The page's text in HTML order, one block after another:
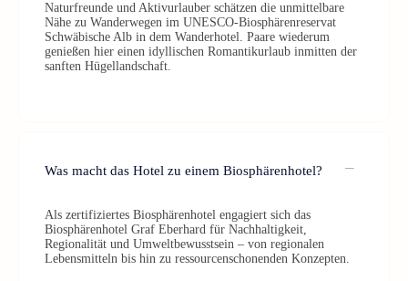
Naturfreunde und Aktivurlauber schätzen die unmittelbare
Nähe zu Wanderwegen im UNESCO-Biosphärenreservat
Schwäbische Alb in dem Wanderhotel. Paare wiederum
genießen hier einen idyllischen Romantikurlaub inmitten der
sanften Hügellandschaft.
Was macht das Hotel zu einem Biosphärenhotel?
Als zertifiziertes Biosphärenhotel engagiert sich das
Biosphärenhotel Graf Eberhard für Nachhaltigkeit,
Regionalität und Umweltbewusstsein – von regionalen
Lebensmitteln bis hin zu ressourcenschonenden Konzepten.